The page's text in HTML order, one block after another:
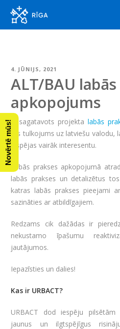
4. JŪNIJS, 2021
ALT/BAU
apkopojums
Ir sagatavots projekta labās
tās tulkojums uz latviešu
iespējas vairāk interesentu.
Labās prakses apkopojumā
labās prakses un detalizētus
katras labās prakses pieejami
sazināties ar atbildīgajiem.
Redzams cik dažādas ir
nekustamo īpašumu
jautājumos.
Iepazīsties un dalies!
Kas ir URBACT?
URBACT dod iespēju
jaunus un ilgtspējīgus
Novērtē mūs!